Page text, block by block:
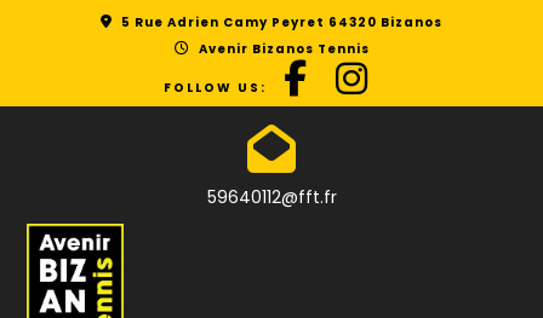
5 Rue Adrien Camy Peyret 64320 Bizanos
Avenir Bizanos Tennis
FOLLOW US:
59640112@fft.fr